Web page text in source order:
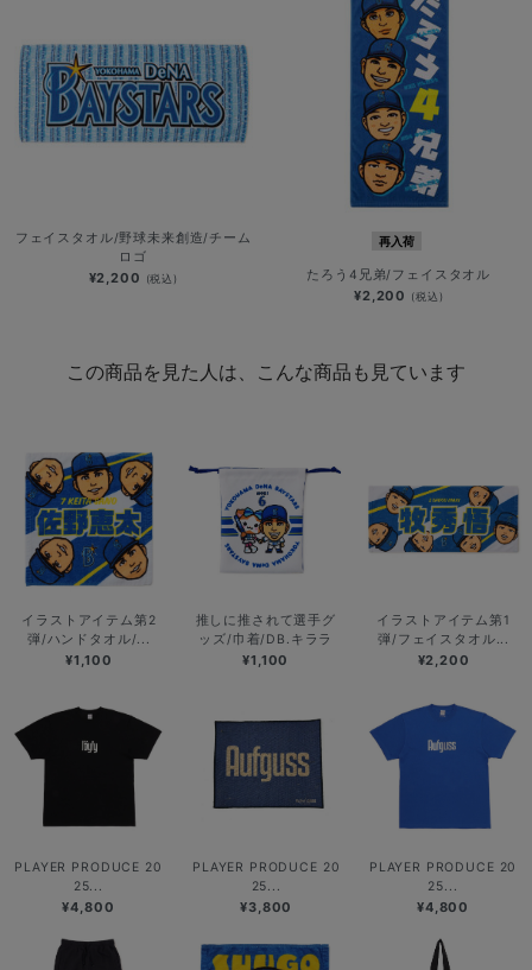
フェイスタオル/野球未来創造/チーム
ロゴ
¥2,200 (税込)
再入荷
たろう4兄弟/フェイスタオル
¥2,200 (税込)
この商品を見た人は、こんな商品も見ています
イラストアイテム第2
弾/ハンドタオル/...
¥1,100
推しに推されて選手グ
ッズ/巾着/DB.キララ
¥1,100
イラストアイテム第1
弾/フェイスタオル...
¥2,200
PLAYER PRODUCE 20
25...
¥4,800
PLAYER PRODUCE 20
25...
¥3,800
PLAYER PRODUCE 20
25...
¥4,800